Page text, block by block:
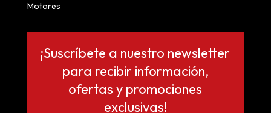
Motores
¡Suscríbete a nuestro newsletter
para recibir información,
ofertas y promociones
exclusivas!